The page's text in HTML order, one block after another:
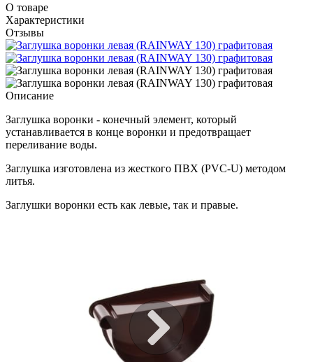
О товаре
Характеристики
Отзывы
Описание
Заглушка воронки - конечный элемент, который
устанавливается в конце воронки и предотвращает
переливание воды.
Заглушка изготовлена из жесткого ПВХ (PVC-U) методом
литья.
Заглушки воронки есть как левые, так и правые.